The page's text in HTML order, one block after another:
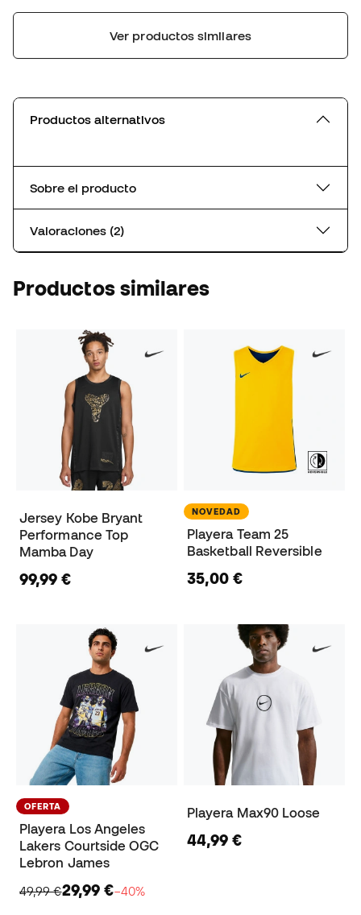
Ver productos similares
Productos alternativos
Sobre el producto
Valoraciones (2)
Productos similares
Jersey Kobe Bryant
Performance Top
Mamba Day
99,99 €
NOVEDAD
Playera Team 25
Basketball Reversible
35,00 €
OFERTA
Playera Los Angeles
Lakers Courtside OGC
Lebron James
49,99 €29,99 €−40%
Playera Max90 Loose
44,99 €